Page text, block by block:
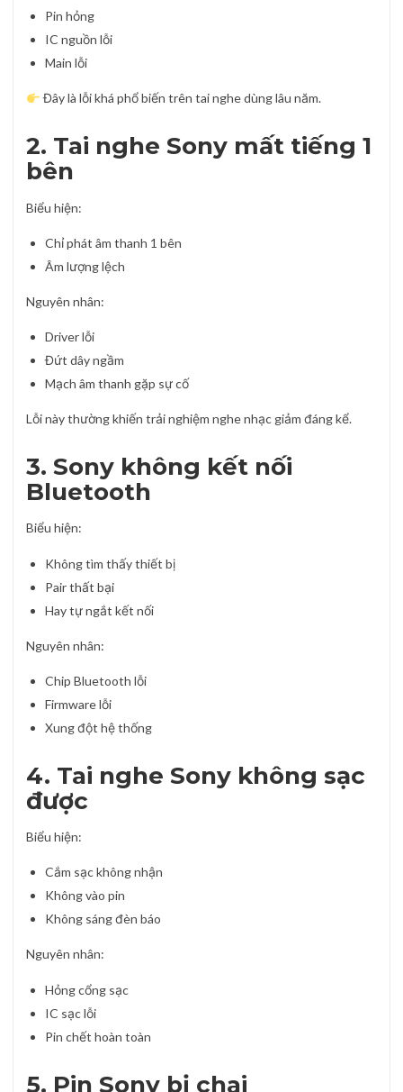
Pin hỏng
IC nguồn lỗi
Main lỗi
Đây là lỗi khá phổ biến trên tai nghe dùng lâu năm.
2. Tai nghe Sony mất tiếng 1
bên
Biểu hiện:
Chỉ phát âm thanh 1 bên
Âm lượng lệch
Nguyên nhân:
Driver lỗi
Đứt dây ngầm
Mạch âm thanh gặp sự cố
Lỗi này thường khiến trải nghiệm nghe nhạc giảm đáng kể.
3. Sony không kết nối
Bluetooth
Biểu hiện:
Không tìm thấy thiết bị
Pair thất bại
Hay tự ngắt kết nối
Nguyên nhân:
Chip Bluetooth lỗi
Firmware lỗi
Xung đột hệ thống
4. Tai nghe Sony không sạc
được
Biểu hiện:
Cắm sạc không nhận
Không vào pin
Không sáng đèn báo
Nguyên nhân:
Hỏng cổng sạc
IC sạc lỗi
Pin chết hoàn toàn
5. Pin Sony bị chai